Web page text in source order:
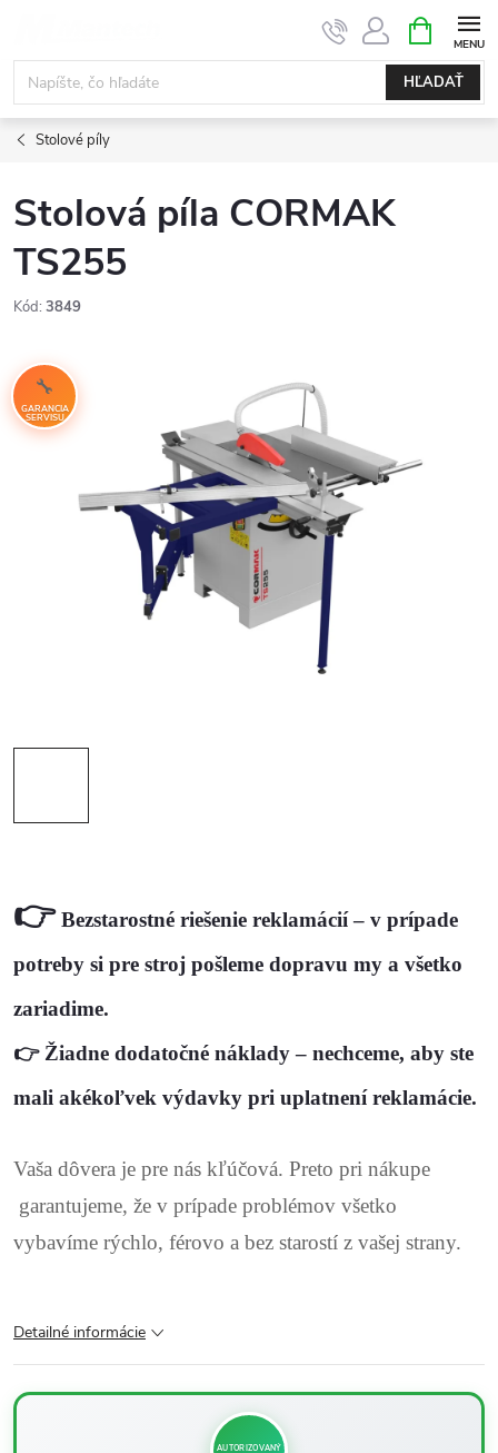
obsah
HĽADAŤ
KOŠÍK
Stolové píly
Stolová píla CORMAK
TS255
Kód: 3849
GARANCIA
SERVISU
👉 Bezstarostné riešenie reklamácií– v prípade
potreby si pre stroj pošleme dopravu my a všetko
zariadime.
👉 Žiadne dodatočné náklady– nechceme, aby ste
mali akékoľvek výdavky pri uplatnení reklamácie.
Vaša dôvera je pre nás kľúčová. Preto pri nákupe
garantujeme, že v prípade problémov všetko
vybavíme rýchlo, férovo a bez starostí z vašej strany.
Detailné informácie
AUTORIZOVANÝ